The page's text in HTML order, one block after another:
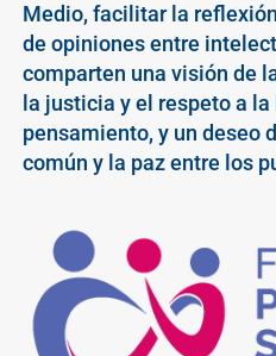
Medio, facilitar la
de opiniones entre
comparten una visión de
la justicia y el respeto a
pensamiento, y un deseo
común y la paz entre los